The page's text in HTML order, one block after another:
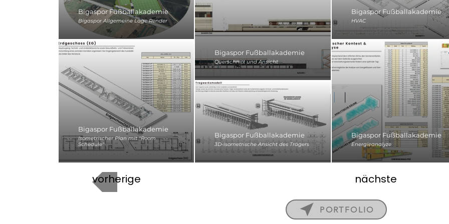
Bigaspor Fußballakademie
Bigaspor Allgemeine Lage Render
Bigaspor Fußballakademie
Isometrischer Plan mit "Room
Schedule"
Bigaspor Fußballakademie
Querschnitt und Ansicht
Bigaspor Fußballakademie
3D-isometrische Ansicht des Trägers
Bigaspor Fußballakademie
HVAC
Bigaspor Fußballakademie
Energieanalyze
vorherige nächste
PORTFOLIO